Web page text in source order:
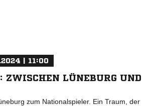
| 11:00
ZWISCHEN LÜNEBURG UND
zum Nationalspieler. Ein Traum, der